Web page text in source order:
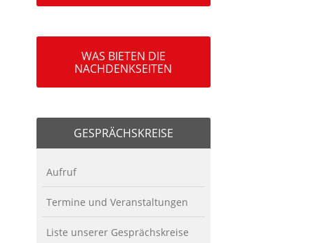
WAS BIETEN DIE
NACHDENKSEITEN
GESPRÄCHSKREISE
Aufruf
Termine und Veranstaltungen
Liste unserer Gesprächskreise